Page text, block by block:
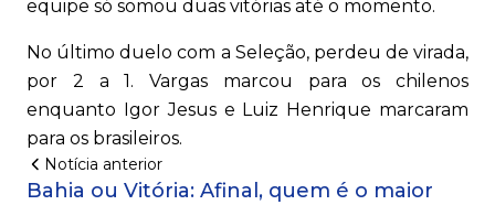
equipe só somou duas vitórias até o momento.
No último duelo com a Seleção, perdeu de virada,
por 2 a 1. Vargas marcou para os chilenos
enquanto Igor Jesus e Luiz Henrique marcaram
para os brasileiros.
Notícia anterior
Bahia ou Vitória: Afinal, quem é o maior